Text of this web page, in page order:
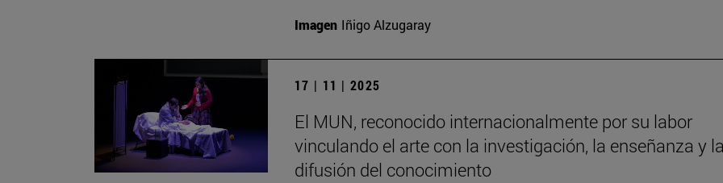
Imagen Iñigo Alzugaray
17 | 11 | 2025
El MUN, reconocido internacionalmente por su labor
vinculando el arte con la investigación, la enseñanza y
difusión del conocimiento